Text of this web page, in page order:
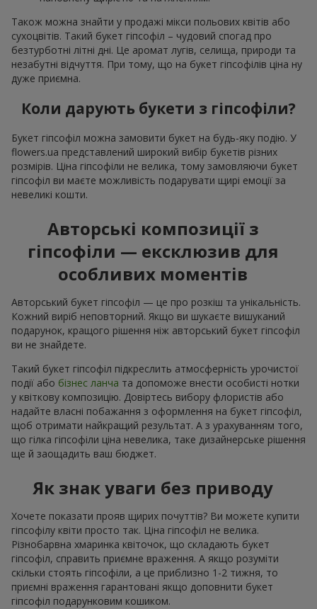
Також можна знайти у продажі мікси польових квітів або
сухоцвітів. Такий букет гіпсофіл – чудовий спогад про
безтурботні літні дні. Це аромат лугів, селища, природи та
незабутні відчуття. При тому, що на букет гіпсофілів ціна ну
дуже приємна.
Коли дарують букети з гіпсофіли?
Букет гіпсофіл можна замовити букет на будь-яку подію. У
flowers.ua представлений широкий вибір букетів різних
розмірів. Ціна гіпсофіли не велика, тому замовляючи букет
гіпсофіл ви маєте можливість подарувати щирі емоції за
невеликі кошти.
Авторські композиції з
гіпсофіли — ексклюзив для
особливих моментів
Авторський букет гіпсофіл — це про розкіш та унікальність.
Кожний виріб неповторний. Якщо ви шукаєте вишуканий
подарунок, кращого рішення ніж авторський букет гіпсофіл
ви не знайдете.
Такий букет гіпсофіл підкреслить атмосферність урочистої
події або бізнес ланча та допоможе внести особисті нотки
у квіткову композицію. Довіртесь вибору флористів або
надайте власні побажання з оформлення на букет гіпсофіл,
щоб отримати найкращий результат. А з урахуванням того,
що гілка гіпсофіли ціна невелика, таке дизайнерське рішення
ще й заощадить ваш бюджет.
Як знак уваги без приводу
Хочете показати прояв щирих почуттів? Ви можете купити
гіпсофілу квіти просто так. Ціна гіпсофіл не велика.
Різнобарвна хмаринка квіточок, що складають букет
гіпсофіл, справить приємне враження. А якщо розуміти
скільки стоять гіпсофіли, а це приблизно 1-2 тижня, то
приємні враження гарантовані якщо доповнити букет
гіпсофіл подарунковим кошиком.